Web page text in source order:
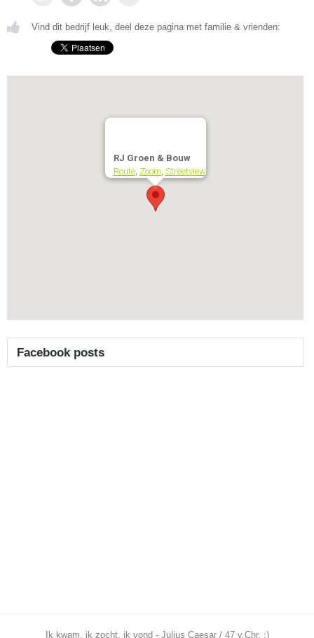
Vind dit bedrijf leuk, deel deze pagina met familie & vrienden:
RJ Groen & Bouw
Route, Zoom, Streetview
Facebook posts
Ik kwam, ik zocht, ik vond - Julius Caesar / 47 v.Chr. ;)